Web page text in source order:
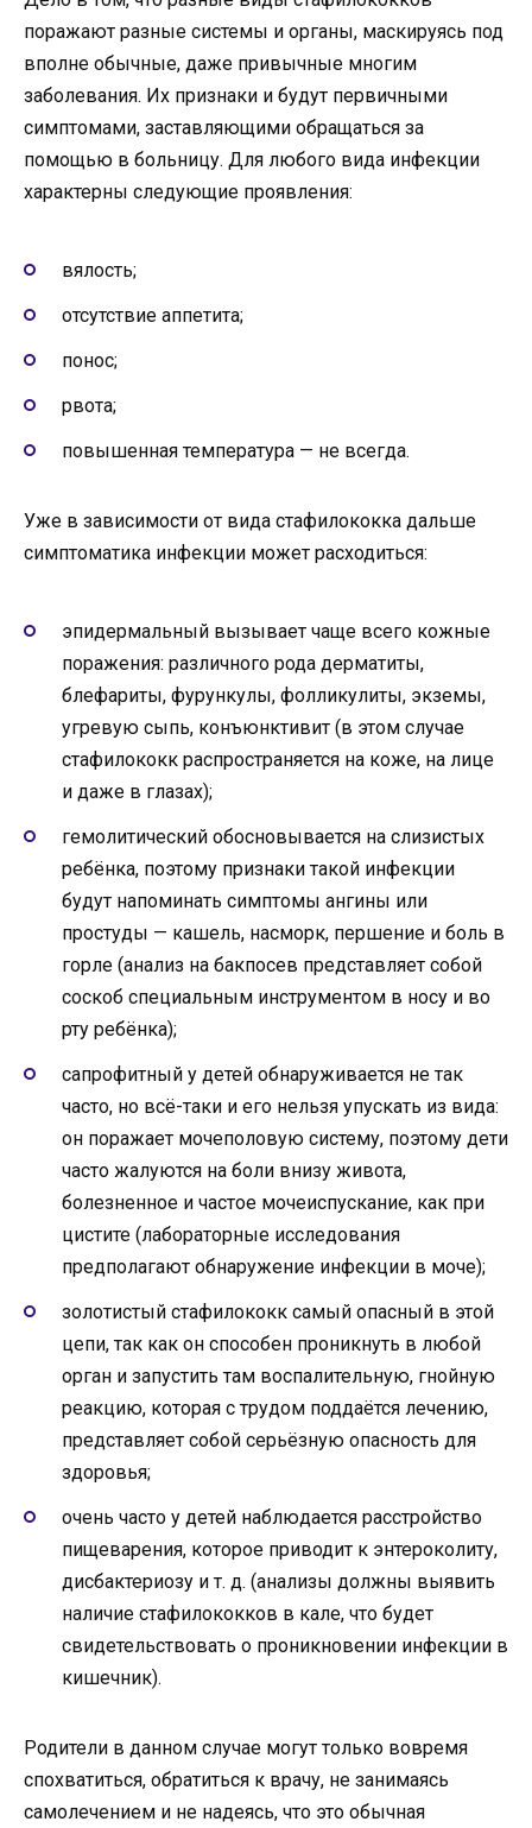
поражают разные системы и органы, маскируясь под
вполне обычные, даже привычные многим
заболевания. Их признаки и будут первичными
симптомами, заставляющими обращаться за
помощью в больницу. Для любого вида инфекции
характерны следующие проявления:
вялость;
отсутствие аппетита;
понос;
рвота;
повышенная температура — не всегда.
Уже в зависимости от вида стафилококка дальше
симптоматика инфекции может расходиться:
эпидермальный вызывает чаще всего кожные
поражения: различного рода дерматиты,
блефариты, фурункулы, фолликулиты, экземы,
угревую сыпь, конъюнктивит (в этом случае
стафилококк распространяется на коже, на лице
и даже в глазах);
гемолитический обосновывается на слизистых
ребёнка, поэтому признаки такой инфекции
будут напоминать симптомы ангины или
простуды — кашель, насморк, першение и боль в
горле (анализ на бакпосев представляет собой
соскоб специальным инструментом в носу и во
рту ребёнка);
сапрофитный у детей обнаруживается не так
часто, но всё-таки и его нельзя упускать из вида:
он поражает мочеполовую систему, поэтому дети
часто жалуются на боли внизу живота,
болезненное и частое мочеиспускание, как при
цистите (лабораторные исследования
предполагают обнаружение инфекции в моче);
золотистый стафилококк самый опасный в этой
цепи, так как он способен проникнуть в любой
орган и запустить там воспалительную, гнойную
реакцию, которая с трудом поддаётся лечению,
представляет собой серьёзную опасность для
здоровья;
очень часто у детей наблюдается расстройство
пищеварения, которое приводит к энтероколиту,
дисбактериозу и т. д. (анализы должны выявить
наличие стафилококков в кале, что будет
свидетельствовать о проникновении инфекции в
кишечник).
Родители в данном случае могут только вовремя
спохватиться, обратиться к врачу, не занимаясь
самолечением и не надеясь, что это обычная